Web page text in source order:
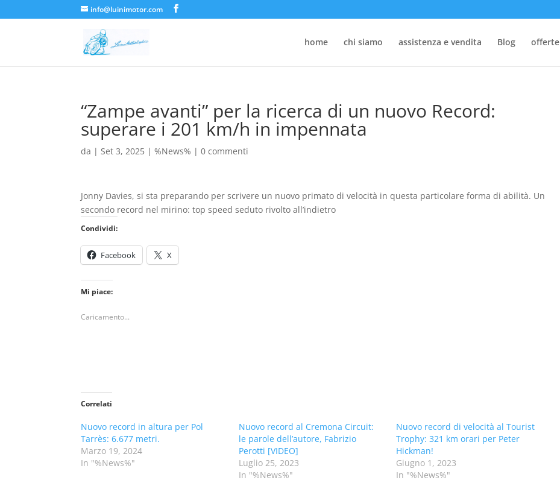
info@luinimotor.com
home chi siamo assistenza e vendita Blog offerte
“Zampe avanti” per la ricerca di un nuovo Record:
superare i 201 km/h in impennata
da |Set 3, 2025 |%News% |0 commenti
Jonny Davies, si sta preparando per scrivere un nuovo primato di velocità in questa particolare forma di abilità. Un
secondo record nel mirino: top speed seduto rivolto all’indietro
Condividi:
Facebook X
Mi piace:
Caricamento...
Correlati
Nuovo record in altura per Pol
Tarrès: 6.677 metri.
Marzo 19, 2024
In "%News%"
Nuovo record al Cremona Circuit:
le parole dell’autore, Fabrizio
Perotti [VIDEO]
Luglio 25, 2023
In "%News%"
Nuovo record di velocità al Tourist
Trophy: 321 km orari per Peter
Hickman!
Giugno 1, 2023
In "%News%"